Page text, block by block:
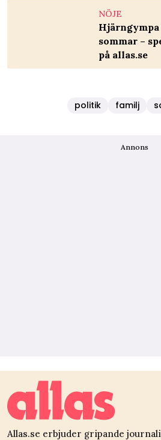
NÖJE
sommar –
på allas.se
politik familj
Annons
Allas.se erbjuder gripande